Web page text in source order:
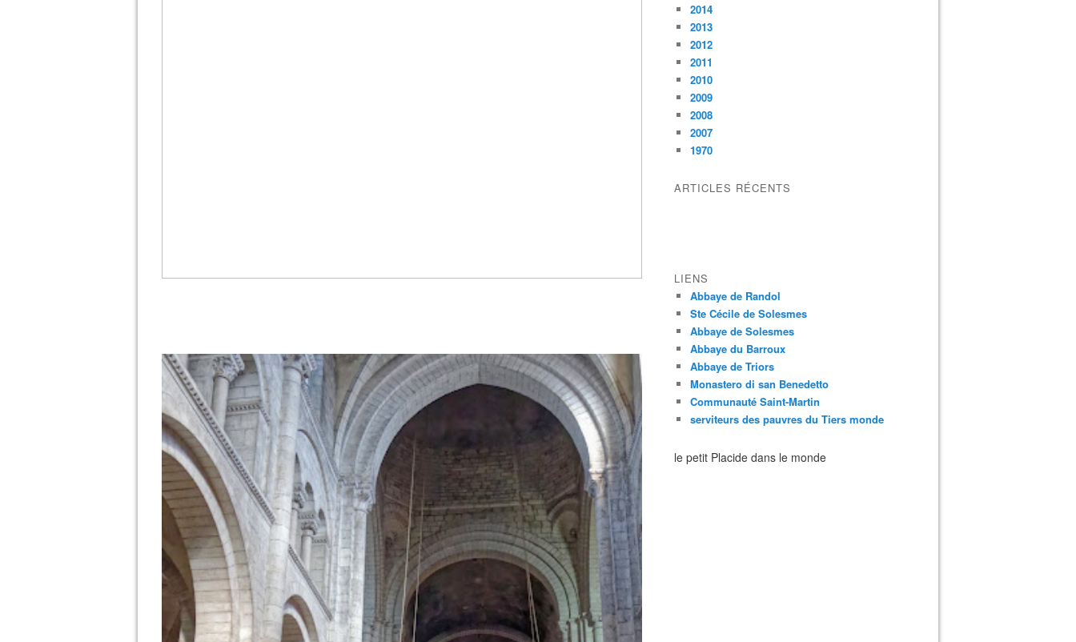
2014
2013
2012
2011
2010
2009
2008
2007
1970
ARTICLES RÉCENTS
LIENS
Abbaye de Randol
Ste Cécile de Solesmes
Abbaye de Solesmes
Abbaye du Barroux
Abbaye de Triors
Monastero di san Benedetto
Communauté Saint-Martin
serviteurs des pauvres du Tiers monde
le petit Placide dans le monde